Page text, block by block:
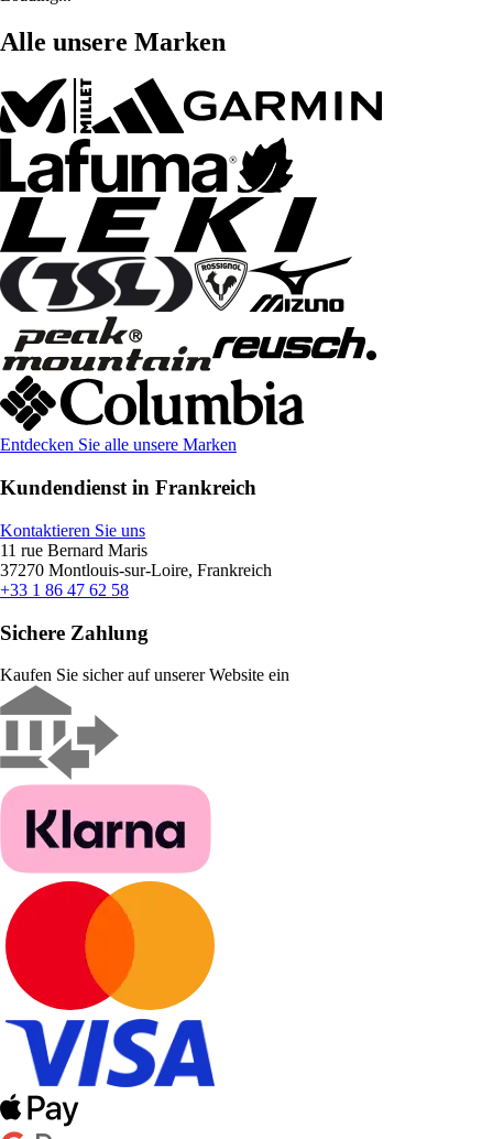
Alle unsere Marken
Entdecken Sie alle unsere Marken
Kundendienst in Frankreich
Kontaktieren Sie uns
11 rue Bernard Maris
37270 Montlouis-sur-Loire, Frankreich
+33 1 86 47 62 58
Sichere Zahlung
Kaufen Sie sicher auf unserer Website ein